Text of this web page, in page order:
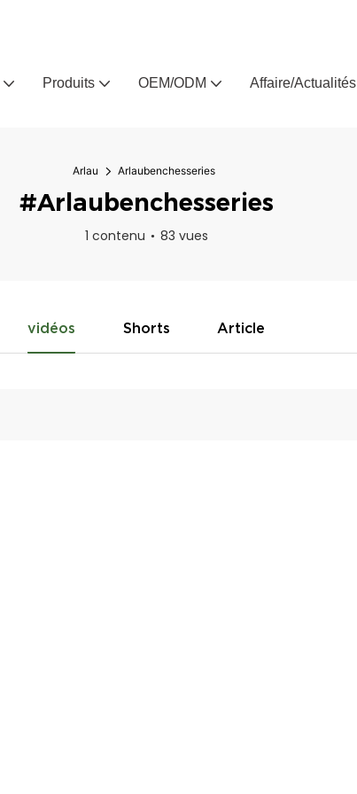
Produits OEM/ODM Affaire/Actualités
Arlau Arlaubenchesseries
#Arlaubenchesseries
1 contenu 83 vues
vidéos Shorts Article